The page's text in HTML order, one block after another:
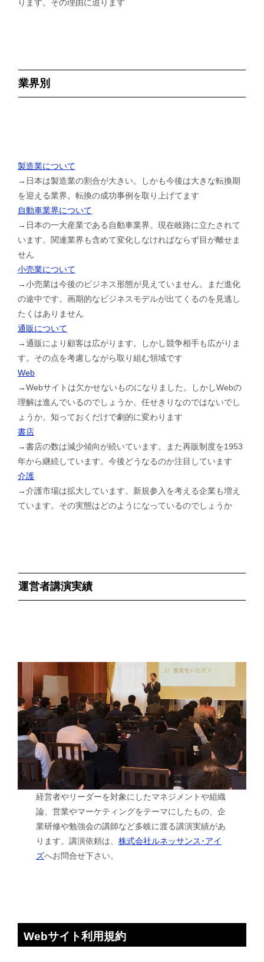
ります。その理由に迫ります
業界別
製造業について
→日本は製造業の割合が大きい。しかも今後は大きな転換期
を迎える業界。転換の成功事例を取り上げてます
自動車業界について
→日本の一大産業である自動車業界。現在岐路に立たされて
います。関連業界も含めて変化しなければならず目が離せま
せん
小売業について
→小売業は今後のビジネス形態が見えていません。まだ進化
の途中です。画期的なビジネスモデルが出てくるのを見逃し
たくはありません
通販について
→通販により顧客は広がります。しかし競争相手も広がりま
す。その点を考慮しながら取り組む領域です
Web
→Webサイトは欠かせないものになりました。しかしWebの
理解は進んでいるのでしょうか。任せきりなのではないでし
ょうか。知っておくだけで劇的に変わります
書店
→書店の数は減少傾向が続いています。また再販制度を1953
年から継続しています。今後どうなるのか注目しています
介護
→介護市場は拡大しています。新規参入を考える企業も増え
ています。その実態はどのようになっているのでしょうか
運営者講演実績
経営者やリーダーを対象にしたマネジメントや組織
論、営業やマーケティングをテーマにしたもの、企
業研修や勉強会の講師など多岐に渡る講演実績があ
ります。講演依頼は、株式会社ルネッサンス･アイ
ズへお問合せ下さい。
Webサイト利用規約